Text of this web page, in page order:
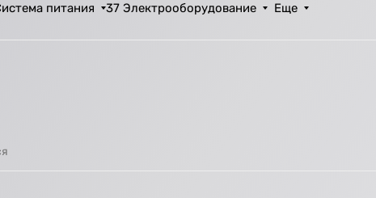
питания 37 Электрооборудование Еще